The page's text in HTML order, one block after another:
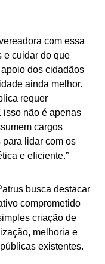
com essa
e cuidar do que
dos cidadãos
ainda melhor.
requer
isso não é apenas
cargos
lidar com os
e eficiente.”
busca destacar
comprometido
criação de
melhoria e
existentes.